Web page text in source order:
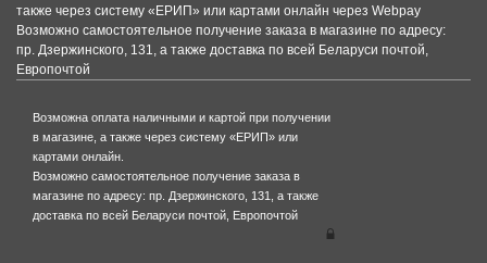
также через систему «ЕРИП» или картами онлайн через Webpay
Возможно самостоятельное получение заказа в магазине по адресу:
пр. Дзержинского, 131, а также доставка по всей Беларуси почтой,
Европочтой
Возможна оплата наличными и картой при получении
в магазине, а также через систему «ЕРИП» или
картами онлайн.
Возможно самостоятельное получение заказа в
магазине по адресу: пр. Дзержинского, 131, а также
доставка по всей Беларуси почтой, Европочтой